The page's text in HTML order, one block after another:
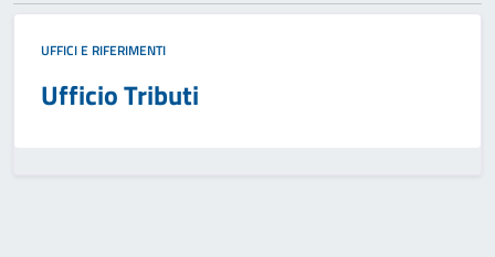
UFFICI E RIFERIMENTI
Ufficio Tributi